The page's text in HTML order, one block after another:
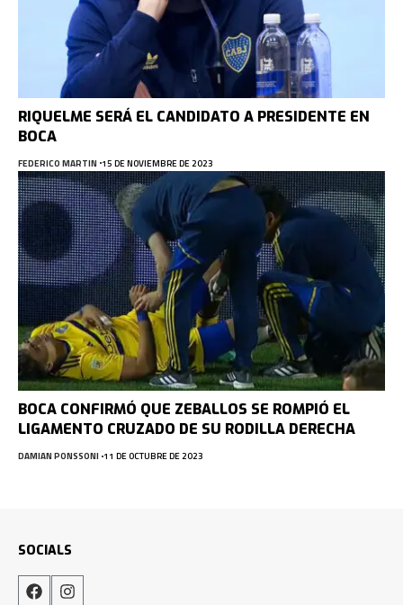
RIQUELME SERÁ EL CANDIDATO A PRESIDENTE EN
BOCA
FEDERICO MARTIN 15 DE NOVIEMBRE DE 2023
BOCA CONFIRMÓ QUE ZEBALLOS SE ROMPIÓ EL
LIGAMENTO CRUZADO DE SU RODILLA DERECHA
DAMIAN PONSSONI 11 DE OCTUBRE DE 2023
SOCIALS